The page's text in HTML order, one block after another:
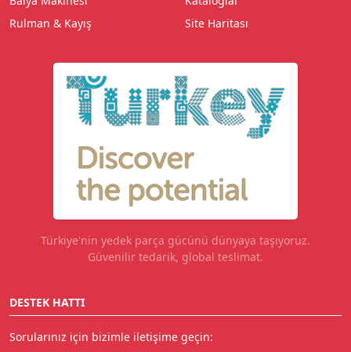
Rulman & Kayış
Site Haritası
Türkiye'nin yedek parça gücünü dünyaya taşıyoruz.
Güvenilir tedarik, global teslimat.
DESTEK HATTI
Sorularınız için bizimle iletişime geçin: